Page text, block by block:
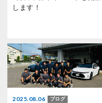
します！
2025.08.06 ブログ